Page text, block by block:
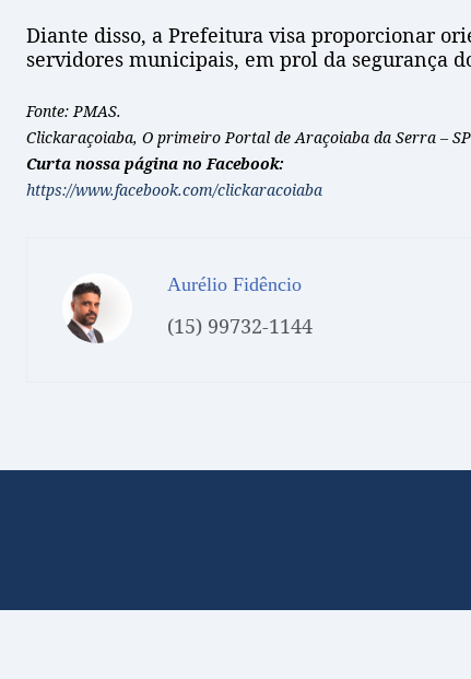
Diante disso, a Prefeitura visa proporcionar
servidores municipais, em prol da segurança
Fonte: PMAS.
Clickaraçoiaba, O primeiro Portal de Araçoiaba da Serra – SP
Curta nossa página no Facebook:
https://www.facebook.com/clickaracoiaba
Aurélio Fidêncio
(15) 99732-1144